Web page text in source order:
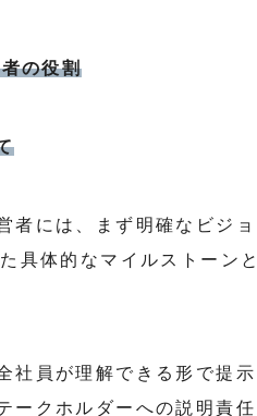
の役割
者には、まず明確なビジ
具体的なマイルストーン
社員が理解できる形で提
ークホルダーへの説明責